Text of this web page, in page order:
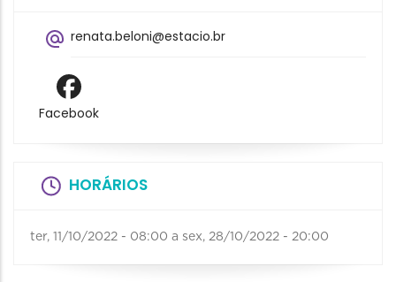
renata.beloni@estacio.br
Facebook
HORÁRIOS
ter, 11/10/2022 - 08:00 a sex, 28/10/2022 - 20:00